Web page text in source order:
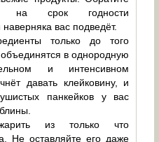
на срок годности
вас подведёт.
только до того
в однородную
и интенсивном
давать клейковину, и
панкейков у вас
из только что
Не оставляйте его даже